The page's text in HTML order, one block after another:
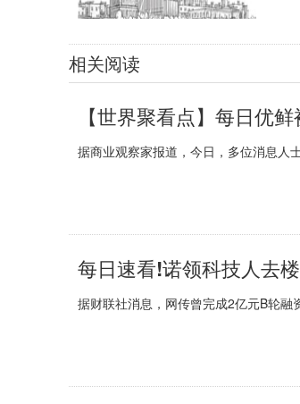
相关阅读
【世界聚看点】每日优
据商业观察家报道，今日，多位消息人
每日速看!诺领科技人去
据财联社消息，网传曾完成2亿元B轮融